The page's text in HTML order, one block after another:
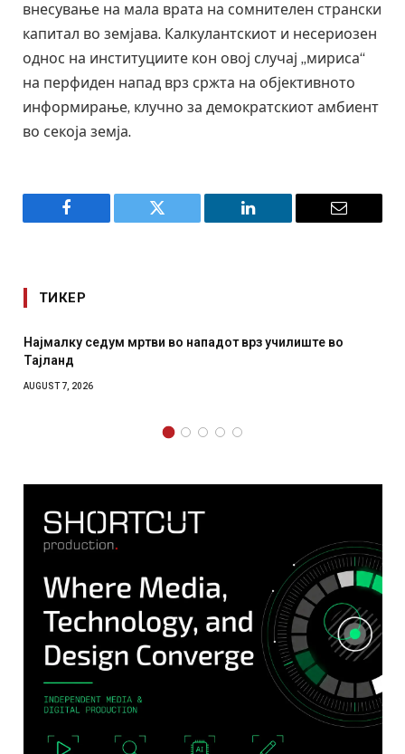
внесување на мала врата на сомнителен странски
капитал во земјава. Калкулантскиот и несериозен
однос на институциите кон овој случај „мириса“
на перфиден напад врз сржта на објективното
информирање, клучно за демократскиот амбиент
во секоја земја.
Facebook Twitter LinkedIn Email
ТИКЕР
СОЗИС: Украинците повеќе им веруваат на
отколку на Зеленски
AUGUST 7, 2026